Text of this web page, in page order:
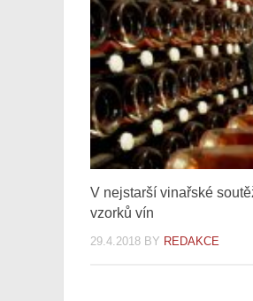
V nejstarší vinařské
vzorků vín
29.4.2018 BY REDAKCE